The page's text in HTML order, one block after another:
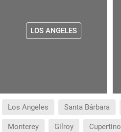
LOS ANGELES
Los Angeles Santa Bárbara
Monterey Gilroy Cupertino